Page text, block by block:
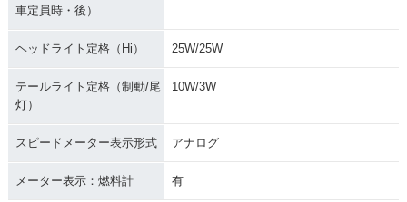
車定員時・後）
ヘッドライト定格（Hi） 25W/25W
テールライト定格（制動/尾
灯）
10W/3W
スピードメーター表示形式 アナログ
メーター表示：燃料計 有